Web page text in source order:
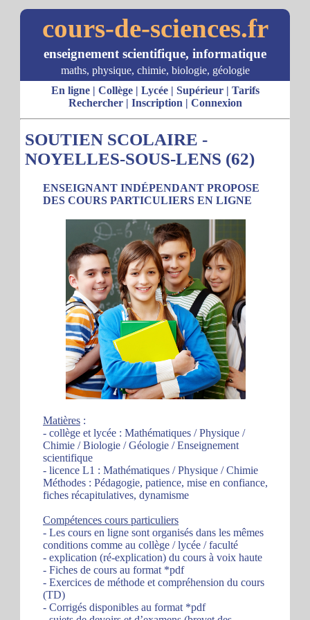
cours-de-sciences.fr
enseignement scientifique, informatique
maths, physique, chimie, biologie, géologie
En ligne| Collège| Lycée| Supérieur| Tarifs
Rechercher| Inscription | Connexion
SOUTIEN SCOLAIRE -
NOYELLES-SOUS-LENS (62)
ENSEIGNANT INDÉPENDANT PROPOSE
DES COURS PARTICULIERS EN LIGNE
Matières :
- collège et lycée : Mathématiques / Physique /
Chimie / Biologie / Géologie / Enseignement
scientifique
- licence L1 : Mathématiques / Physique / Chimie
Méthodes : Pédagogie, patience, mise en confiance,
fiches récapitulatives, dynamisme
Compétences cours particuliers
- Les cours en ligne sont organisés dans les mêmes
conditions comme au collège / lycée / faculté
- explication (ré-explication) du cours à voix haute
- Fiches de cours au format *pdf
- Exercices de méthode et compréhension du cours
(TD)
- Corrigés disponibles au format *pdf